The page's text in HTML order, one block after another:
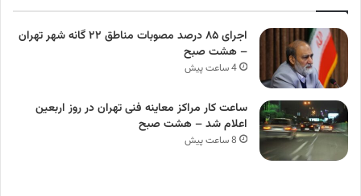
اجرای ۸۵ درصد مصوبات مناطق ۲۲ گانه شهر تهران
– هشت صبح
4 ساعت پیش
ساعت کار مراکز معاینه فنی تهران در روز اربعین
اعلام شد – هشت صبح
8 ساعت پیش